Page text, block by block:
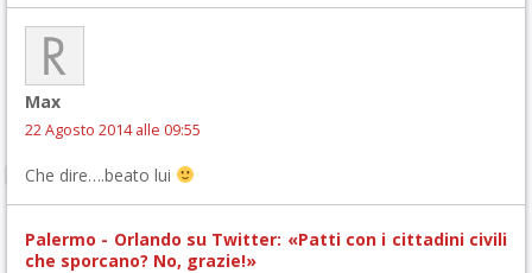
Max
22 Agosto 2014 alle 09:55
Che dire….beato lui
Palermo - Orlando su Twitter: «Patti con i cittadini civili
che sporcano? No, grazie!»